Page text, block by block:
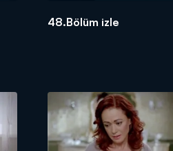
48.Bölüm izle